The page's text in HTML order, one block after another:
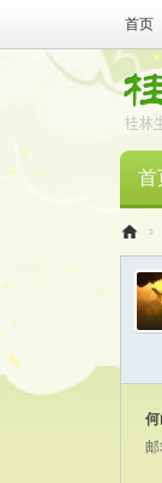
首页
首
桂
林
人
›